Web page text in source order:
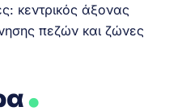
κεντρικός άξονας
πεζών και ζώνες
.